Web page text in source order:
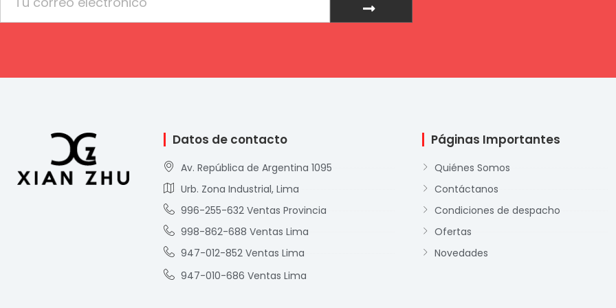
Datos de contacto
Av. República de Argentina 1095
Urb. Zona Industrial, Lima
996-255-632 Ventas Provincia
998-862-688 Ventas Lima
947-012-852 Ventas Lima
947-010-686 Ventas Lima
Páginas Importantes
Quiénes Somos
Contáctanos
Condiciones de despacho
Ofertas
Novedades